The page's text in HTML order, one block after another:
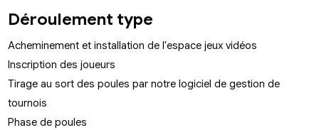
Déroulement type
Acheminement et installation de l'espace jeux vidéos
Inscription des joueurs
Tirage au sort des poules par notre logiciel de gestion de
tournois
Phase de poules